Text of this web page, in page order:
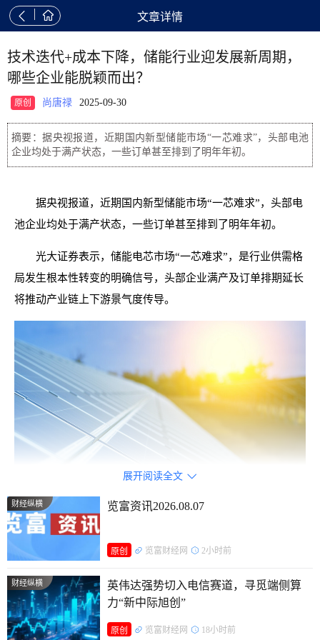
  文章详情
技术迭代+成本下降，储能行业迎发展新周期，
哪些企业能脱颖而出？
原创 尚唐禄 2025-09-30
摘要：据央视报道，近期国内新型储能市场“一芯难求”，头部电池
企业均处于满产状态，一些订单甚至排到了明年年初。
据央视报道，近期国内新型储能市场“一芯难求”，头部电
池企业均处于满产状态，一些订单甚至排到了明年年初。
光大证券表示，储能电芯市场“一芯难求”，是行业供需格
局发生根本性转变的明确信号，头部企业满产及订单排期延长
将推动产业链上下游景气度传导。
储能市场需求旺盛，装机规模或超预期
素，国家发展改革委、国家能源局近日发布的《新型储能规模
化建设专项行动方案》提出，到2027年中国新型储能装机规模
将达到1.8亿千瓦以上，预计将拉动约2500亿元的新增项目投
展开阅读全文 
财经纵横 览富资讯2026.08.07
原创 览富财经网 2小时前
财经纵横
英伟达强势切入电信赛道，寻觅端侧算
力“新中际旭创”
原创 览富财经网 18小时前